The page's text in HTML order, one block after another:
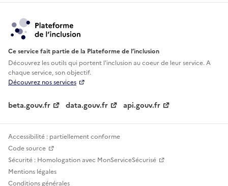
Ce service fait partie de la Plateforme de l’inclusion
Découvrez les outils qui portent l'inclusion aucoeur de leur service. A
chaque service, son objectif.
Découvrez nos services
beta.gouv.fr data.gouv.fr api.gouv.fr
Accessibilité : partiellement conforme
Code source
Sécurité : Homologation avec MonServiceSécurisé
Mentions légales
Conditions générales